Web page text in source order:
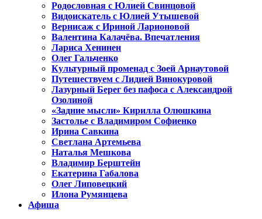
Родословная с Юлией Свинцовой
Видоискатель с Юлией Утышевой
Вернисаж с Ириной Ларионовой
Валентина Калачёва. Впечатления
Лариса Хенинен
Олег Гальченко
Культурный променад с Зоей Арнаутовой
Путешествуем с Лидией Винокуровой
Лазурный Берег без пафоса с Александрой
Озолиной
«Задние мысли» Кирилла Олюшкина
Застолье с Владимиром Софиенко
Ирина Савкина
Светлана Артемьева
Наталья Мешкова
Владимир Берштейн
Екатерина Габалова
Олег Липовецкий
Илона Румянцева
Афиша